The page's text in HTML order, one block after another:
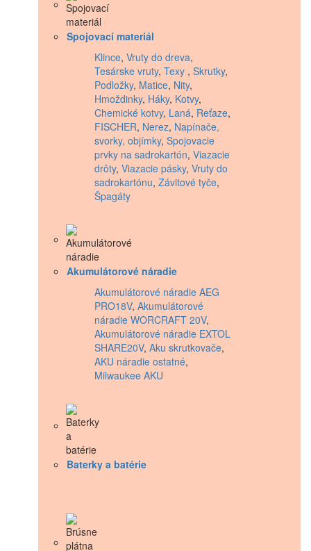
Spojovací materiál
Klince, Vruty do dreva,
Tesárske vruty, Texy , Skrutky,
Podložky, Matice, Nity,
Hmoždinky, Háky, Kotvy,
Chemické kotvy, Laná, Reťaze,
FISCHER, Nerez, Napínače,
svorky, objímky, Spojovacie
prvky na sadrokartón, Viazacie
drôty, Viazacie pásky, Vruty do
sadrokartónu, Závitové tyče,
Špagáty
Akumulátorové náradie
Akumulátorové náradie AEG
PRO18V, Akumulátorové
náradie WORCRAFT 20V,
Akumulátorové náradie EXTOL
SHARE20V, Aku skrutkovače,
AKU náradie ostatné,
Milwaukee AKU
Baterky a batérie